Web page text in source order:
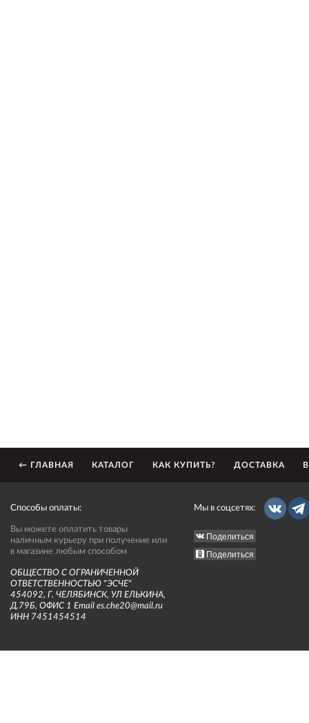
← ГЛАВНАЯ КАТАЛОГ КАК КУПИТЬ? ДОСТАВКА
Способы оплаты:
Вы можете оплатить товары
наличным курьеру при получение или
в магазине любым способом
ОБЩЕСТВО С ОГРАНИЧЕННОЙ
ОТВЕТСТВЕННОСТЬЮ "ЭСЧЕ"
454092, Г. ЧЕЛЯБИНСК, УЛ ЕЛЬКИНА,
Д.79Б, ОФИС 1 Email es.che20@mail.ru
ИНН 7451454514
Мы в соцсетях:
Поделиться
Поделиться